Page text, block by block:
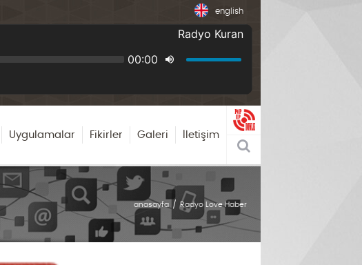
english
Uygulamalar Fikirler Galeri İletişim
anasayfa Radyo Love Haber